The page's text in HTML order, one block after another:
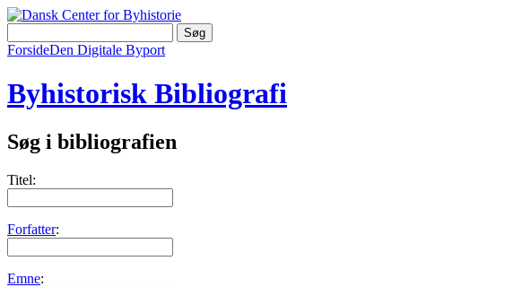
ForsideDen Digitale Byport
Byhistorisk Bibliografi
Søg i bibliografien
Titel:
Forfatter:
Emne: